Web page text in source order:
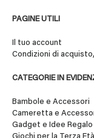
PAGINE UTILI
Il tuo account
Condizioni di
CATEGORIE IN
Bambole e Accessori
Cameretta e
Gadget e Idee Regalo
Giochi per la Terza Età